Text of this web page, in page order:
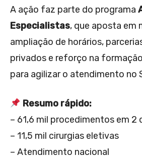
A ação faz parte do programa
Especialistas, que aposta em
ampliação de horários,
privados e reforço na
para agilizar o atendimento no
Resumo rápido:
– 61,6 mil procedimentos em 2
– 11,5 mil cirurgias eletivas
– Atendimento nacional